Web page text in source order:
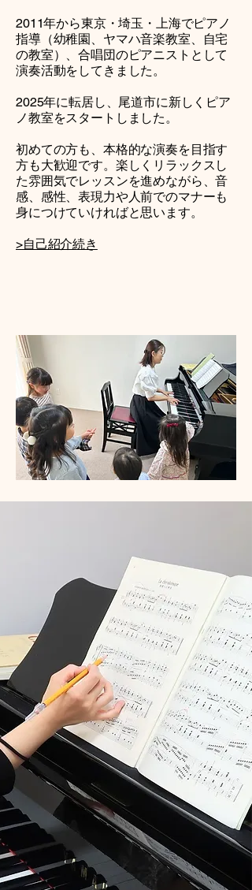
2011年から東京・埼玉・上海でピアノ
指導（幼稚園、ヤマハ音楽教室、自宅
の教室）、合唱団のピアニストとして
演奏活動をしてきました。
​​​2025年に転居し、尾道市に新しくピア
ノ教室をスタートしました。
初めての方も、本格的な演奏を目指す
方も大歓迎です。楽しくリラックスし
た雰囲気でレッスンを進めながら、音
感、感性、表現力や人前でのマナーも
身につけていければと思います。​
>自己紹介続き